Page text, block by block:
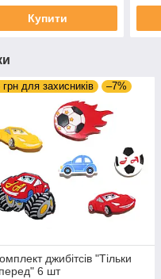
Купити
грн для захисників –7%
джибітсів "Тільки
6 шт